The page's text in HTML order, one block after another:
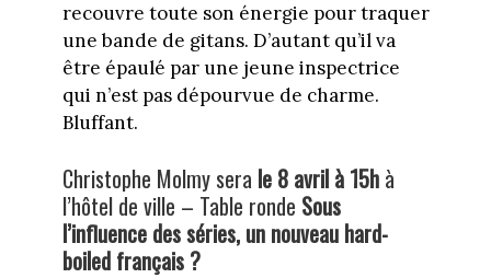
recouvre toute son énergie pour traquer
une bande de gitans. D’autant qu’il va
être épaulé par une jeune inspectrice
qui n’est pas dépourvue de charme.
Bluffant.
Christophe Molmy sera le 8 avril à 15hà
l’hôtel de ville – Table ronde Sous
l’influence des séries, un nouveau hard-
boiled français ?